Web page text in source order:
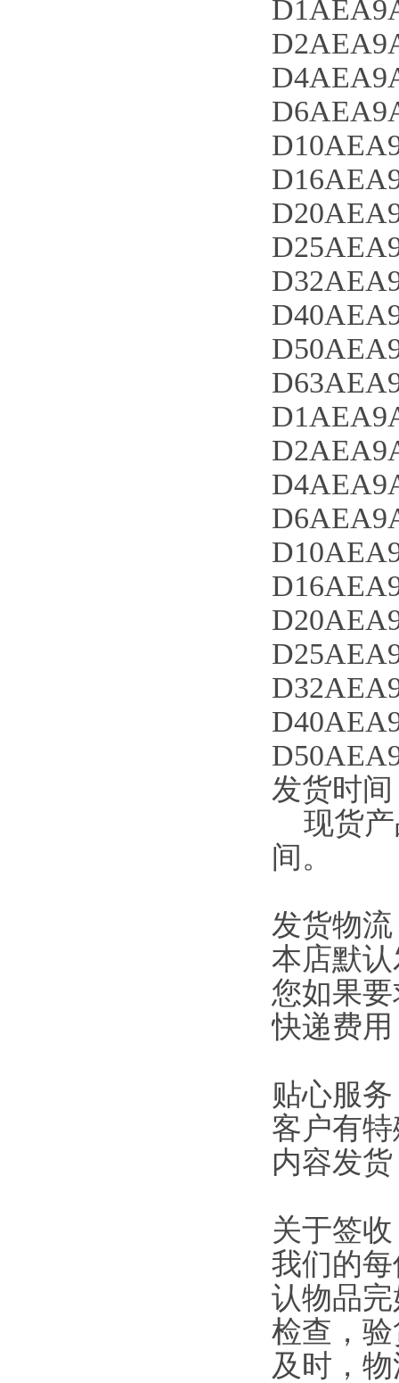
发货时间
现货产
间。
发货物流
本店默
您如果
快递费用
贴心服务
客户有
内容发货
关于签收
我们的
认物品
检查，
及时，